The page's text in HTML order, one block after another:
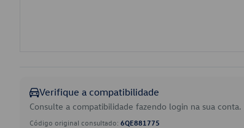
Verifique a compatibilidade
Consulte a compatibilidade fazendo login na sua conta.
Código original consultado: 6QE881775